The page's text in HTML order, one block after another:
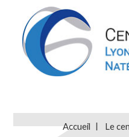
Accueil Le